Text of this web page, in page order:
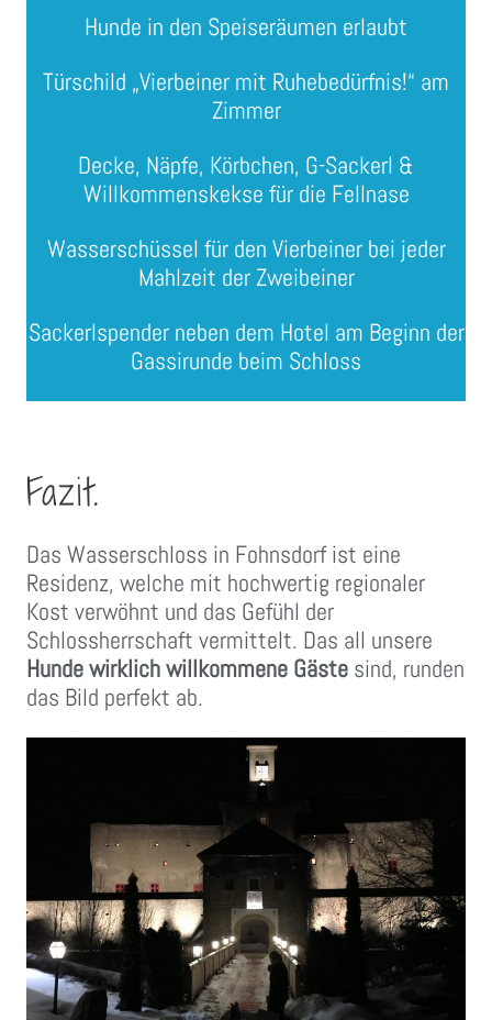
Hunde in den Speiseräumen erlaubt
Türschild „Vierbeiner mit Ruhebedürfnis!“ am
Zimmer
Decke, Näpfe, Körbchen, G-Sackerl &
Willkommenskekse für die Fellnase
Wasserschüssel für den Vierbeiner bei jeder
Mahlzeit der Zweibeiner
Sackerlspender neben dem Hotel am Beginn der
Gassirunde beim Schloss
Fazit.
Das Wasserschloss in Fohnsdorf ist eine
Residenz, welche mit hochwertig regionaler
Kost verwöhnt und das Gefühl der
Schlossherrschaft vermittelt. Das all unsere
Hunde wirklich willkommene Gäste sind, runden
das Bild perfekt ab.